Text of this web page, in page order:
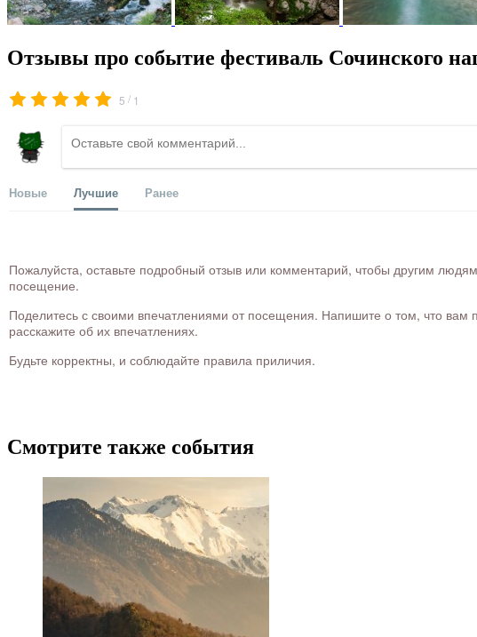
Отзывы про событие фестиваль Сочинского
5 / 1
Новые Лучшие Ранее
Пожалуйста, оставьте подробный отзыв или комментарий, чтобы другим
посещение.
Поделитесь с своими впечатлениями от посещения. Напишите о том, что
расскажите об их впечатлениях.
Будьте корректны, и соблюдайте правила приличия.
Смотрите также события